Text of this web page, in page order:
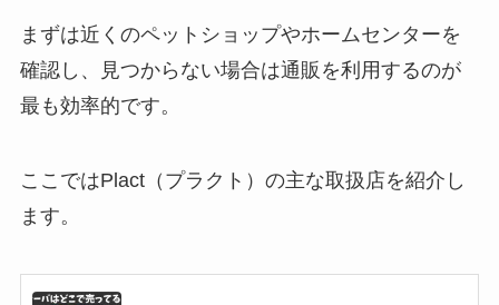
毛玉ケアおすすめキャットフード人気ランキン
グTOP10!購入前に知るべき5つのポイント
まずは近くのペットショップやホームセンターを
確認し、見つからない場合は通販を利用するのが
最も効率的です。
ここではPlact（プラクト）の主な取扱店を紹介し
ます。